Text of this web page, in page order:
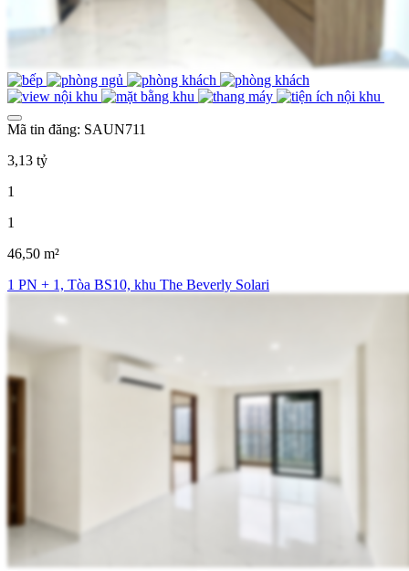
Mã tin đăng: SAUN711
3,13 tỷ
1
1
46,50 m²
1 PN + 1, Tòa BS10, khu The Beverly Solari